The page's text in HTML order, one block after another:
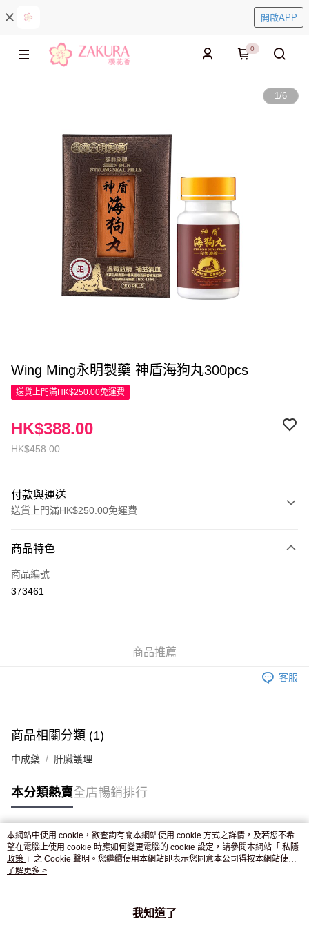
開啟APP
0
1/6
Wing Ming永明製藥 神盾海狗丸300pcs
送貨上門滿HK$250.00免運費
HK$458.00
HK$388.00
付款與運送
送貨上門滿HK$250.00免運費
信用卡
Apple Pay
付款後門市自取，訂單確認後2-4個工作天到店，7天內取。逾期後
商品特色
商品編號
373461
商品推薦
客服
商品相關分類 (1)
中成藥 肝臟護理
本分類熱賣全店暢銷排行
熱門標籤
熱銷排行
本網站中使用 cookie，欲查詢有關本網站使用 cookie 方式之詳情，及若您不希
望在電腦上使用 cookie 時應如何變更電腦的 cookie 設定，請參閱本網站「 私隱
政策 」之 Cookie 聲明。您繼續使用本網站即表示您同意本公司得按本網站使用
條款之 Cookie 聲明使用 cookie。
了解更多 >
我知道了